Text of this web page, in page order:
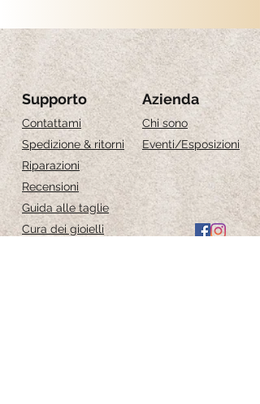
Lunghezza: 50cm
Supporto
Contattami
Spedizione & ritorni
Riparazioni
Recensioni
Guida alle taglie
Cura dei gioielli
Azienda
Chi sono
Eventi/Esposizioni